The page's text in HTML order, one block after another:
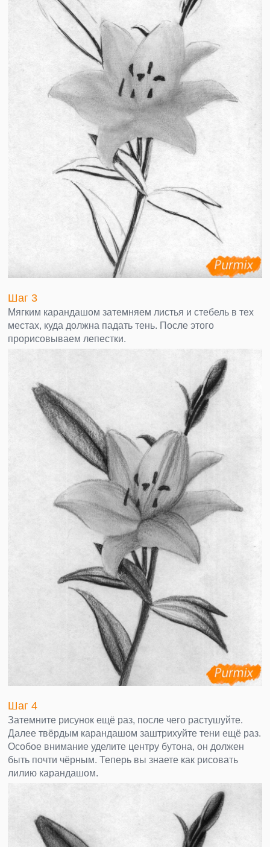
Шаг 3
Мягким карандашом затемняем листья и стебель в тех
местах, куда должна падать тень. После этого
прорисовываем лепестки.
Шаг 4
Затемните рисунок ещё раз, после чего растушуйте.
Далее твёрдым карандашом заштрихуйте тени ещё раз.
Особое внимание уделите центру бутона, он должен
быть почти чёрным. Теперь вы знаете как рисовать
лилию карандашом.